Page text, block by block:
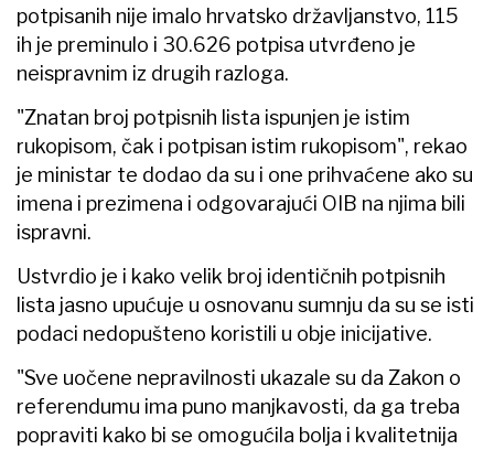
potpisanih nije imalo hrvatsko državljanstvo, 115
ih je preminulo i 30.626 potpisa utvrđeno je
neispravnim iz drugih razloga.
"Znatan broj potpisnih lista ispunjen je istim
rukopisom, čak i potpisan istim rukopisom", rekao
je ministar te dodao da su i one prihvaćene ako su
imena i prezimena i odgovarajući OIB na njima bili
ispravni.
Ustvrdio je i kako velik broj identičnih potpisnih
lista jasno upućuje u osnovanu sumnju da su se isti
podaci nedopušteno koristili u obje inicijative.
"Sve uočene nepravilnosti ukazale su da Zakon o
referendumu ima puno manjkavosti, da ga treba
popraviti kako bi se omogućila bolja i kvalitetnija